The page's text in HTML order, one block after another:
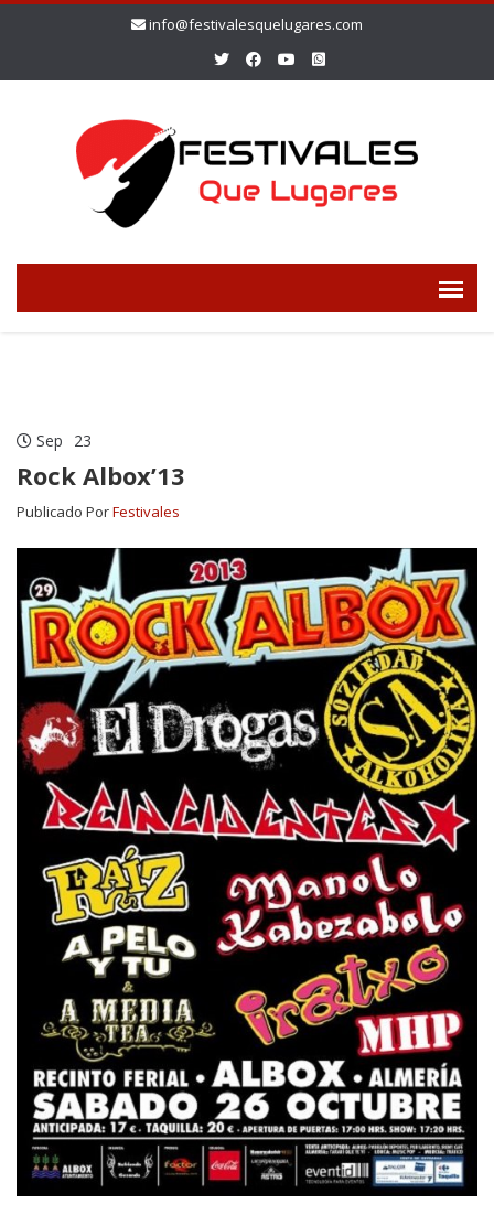
info@festivalesquelugares.com
Sep 23
Rock Albox’13
Publicado PorFestivales